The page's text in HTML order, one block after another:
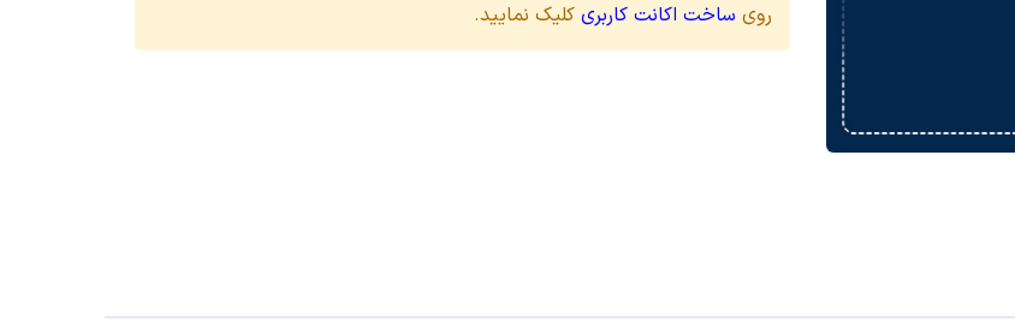
روی ساخت اکانت کاربری کلیک نمایید.